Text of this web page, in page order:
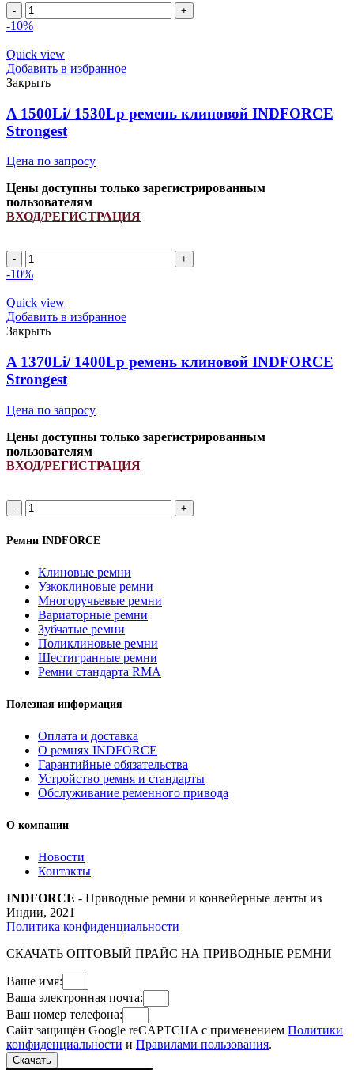
A
1920Li/
ремень
клиновой
INDFORCE
Strongest
quantity
-10%
Quick view
Добавить в избранное
Закрыть
A 1500Li/ 1530Lp ремень клиновой INDFORCE
Strongest
Цена по запросу
Цены доступны только зарегистрированным
пользователям
ВХОД/РЕГИСТРАЦИЯ
A
1500Li/
ремень
клиновой
INDFORCE
Strongest
quantity
-10%
Quick view
Добавить в избранное
Закрыть
A 1370Li/ 1400Lp ремень клиновой INDFORCE
Strongest
Цена по запросу
Цены доступны только зарегистрированным
пользователям
ВХОД/РЕГИСТРАЦИЯ
A
1370Li/
1400Lp
ремень
INDFORCE
Strongest
quantity
Ремни INDFORCE
Клиновые ремни
Узкоклиновые ремни
Многоручьевые ремни
Вариаторные ремни
Зубчатые ремни
Поликлиновые ремни
Шестигранные ремни
Ремни стандарта RMA
Полезная информация
Оплата и доставка
О ремнях INDFORCE
Гарантийные обязательства
Устройство ремня и стандарты
Обслуживание ременного привода
О компании
Новости
Контакты
INDFORCE - Приводные ремни и конвейерные ленты из
Индии, 2021
Политика конфиденциальности
СКАЧАТЬ ОПТОВЫЙ ПРАЙС НА ПРИВОДНЫЕ РЕМНИ
Ваше имя:
Ваша электронная почта:
Ваш номер телефона:
Сайт защищён Google reCAPTCHA с применением Политики
конфиденциальности и Правилами пользования.
Скачать